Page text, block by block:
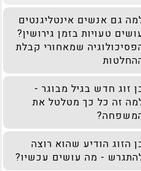
גם אנשים אינטליגנטים
טעויות בזמן גירושין?
שמאחורי קבלת
זוג חדש בגיל מבוגר -
זה כל כך מטלטל את
הזוג הודיע שהוא רוצה
- מה עושים עכשיו?